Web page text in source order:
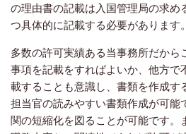
の理由書の記載は入国管理局の求め
つ具体的に記載する必要があります。
多数の許可実績ある当事務所だから
事項を記載をすればよいか、他方で
載することも意識し、書類を作成す
担当官の読みやすい書類作成が可能
関の短縮化を図ることが可能です。